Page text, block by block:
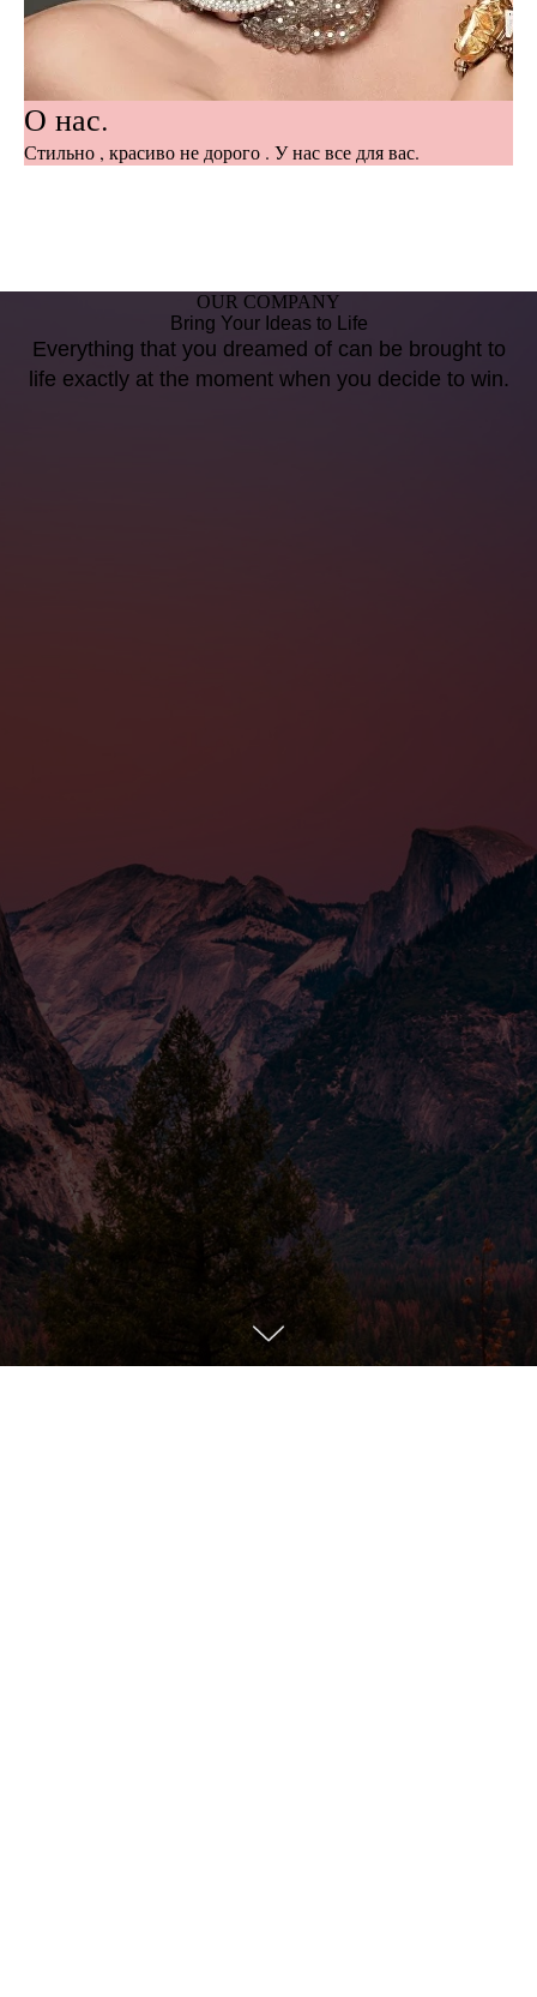
О нас.
Стильно , красиво не дорого . У нас все для вас.
OUR COMPANY
Bring Your Ideas to Life
Everything that you dreamed of can be brought to
life exactly at the moment when you decide to win.